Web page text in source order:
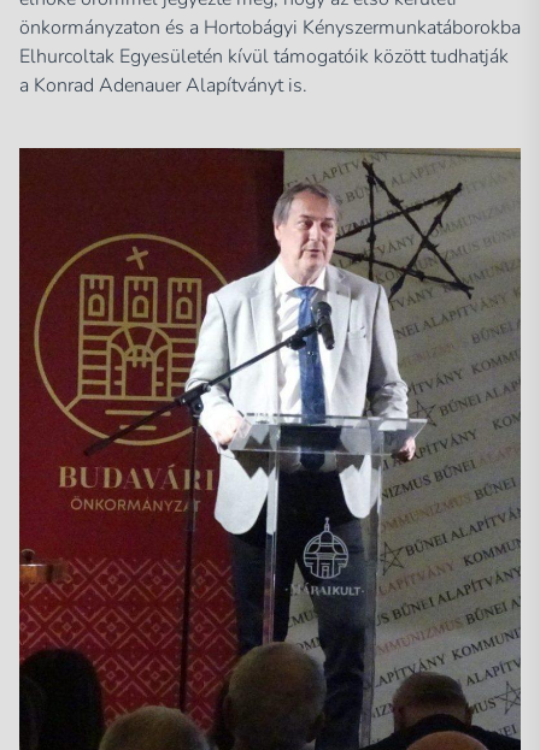
önkormányzaton és a Hortobágyi Kényszermunkatáborokba
Elhurcoltak Egyesületén kívül támogatóik között tudhatják
a Konrad Adenauer Alapítványt is.